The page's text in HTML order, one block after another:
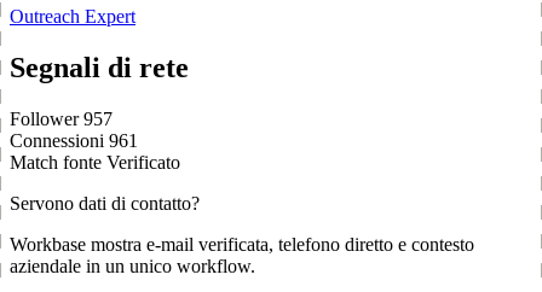
Outreach Expert
Segnali di rete
Follower 957
Connessioni 961
Match fonte Verificato
Servono dati di contatto?
Workbase mostra e-mail verificata, telefono diretto e contesto
aziendale in un unico workflow.